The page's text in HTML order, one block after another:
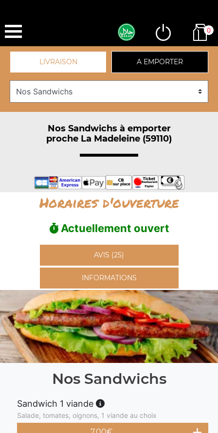
0
LIVRAISON A EMPORTER
Nos Sandwichs à emporter
proche La Madeleine (59110)
Horaires d'ouverture
Actuellement ouvert
AVIS (25)
INFORMATIONS
Nos Sandwichs
Sandwich 1 viande
Salade, tomates, oignons, 1 viande au choix